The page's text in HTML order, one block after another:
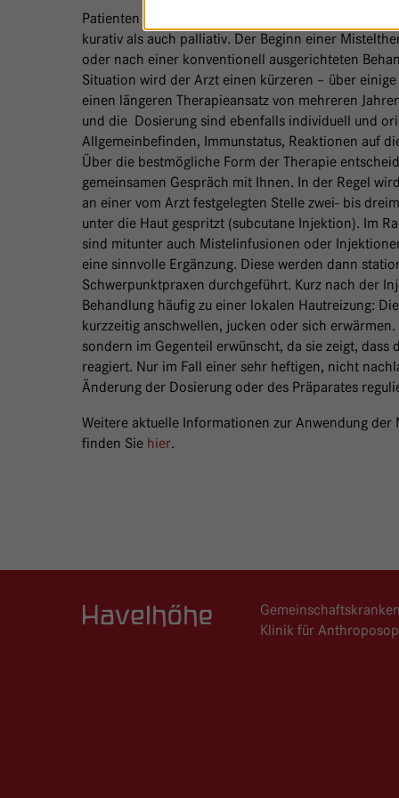
Patienten profitieren in allen Phasen einer
kurativ als auch palliativ. Der Beginn einer
oder nach einer konventionell ausgerichteten
Situation wird der Arzt einen kürzeren – über
einen längeren Therapieansatz von mehreren
und die Dosierung sind ebenfalls individuell und
Allgemeinbefinden, Immunstatus, Reaktionen auf
Über die bestmögliche Form der Therapie
gemeinsamen Gespräch mit Ihnen. In der Regel
an einer vom Arzt festgelegten Stelle zwei- bis
unter die Haut gespritzt (subcutane Injektion). Im
sind mitunter auch Mistelinfusionen oder
eine sinnvolle Ergänzung. Diese werden dann
Schwerpunktpraxen durchgeführt. Kurz nach der
Behandlung häufig zu einer lokalen Hautreizung:
kurzzeitig anschwellen, jucken oder sich
sondern im Gegenteil erwünscht, da sie zeigt,
reagiert. Nur im Fall einer sehr heftigen, nicht
Änderung der Dosierung oder des Präparates
Weitere aktuelle Informationen zur Anwendung
finden Sie hier.
Logo GKH Havelhöhe
Klinik für